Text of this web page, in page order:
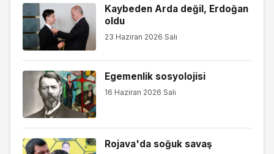
Kaybeden Arda değil, Erdoğan
oldu
23 Haziran 2026 Salı
Egemenlik sosyolojisi
16 Haziran 2026 Salı
Rojava'da soğuk savaş